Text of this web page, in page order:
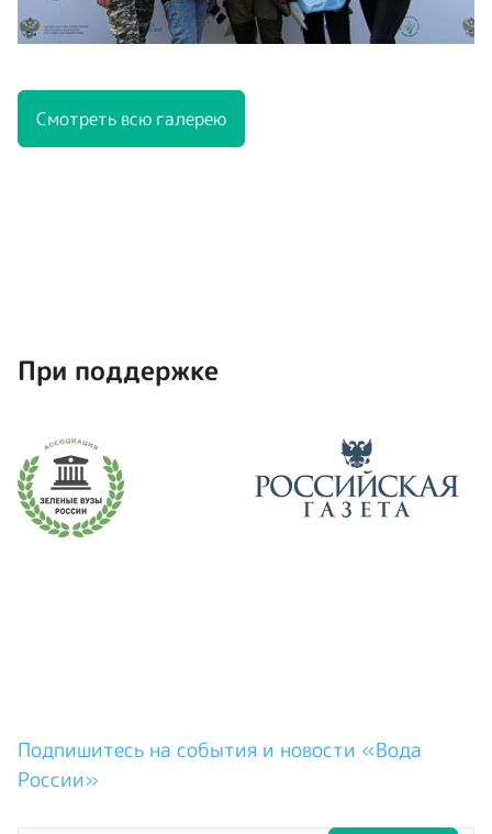
Смотреть всю галерею
При поддержке
Подпишитесь на события и новости «Вода
России»